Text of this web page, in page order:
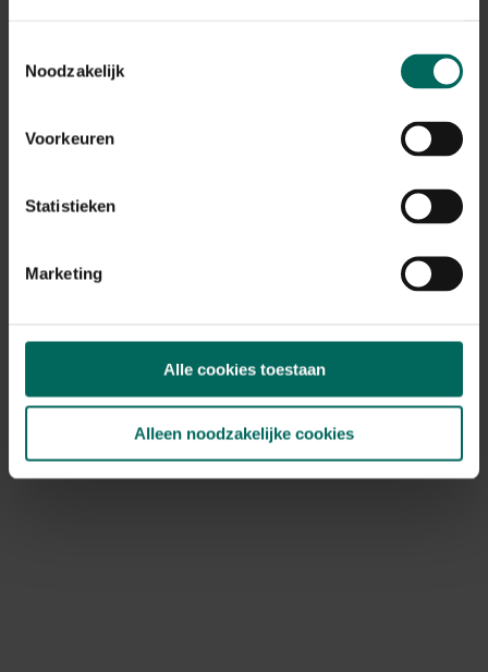
Noodzakelijk
Voorkeuren
Statistieken
Marketing
Alle cookies toestaan
Alleen noodzakelijke cookies
hand en geniet je van de hoogste concentratie aan
aroma's en voedingsstoffen.
Bestel je kruidenplanten bij Tuinadvies
van vitale planten vol smaak. Wij bieden een breed scala
aan bekende en bijzondere kruiden, met zorg gekweekt
direct met het kweken van je eigen culinaire schatten.
Snelle levering en topkwaliteit gegarandeerd.
Ontdek Tuinadvies — jouw partner voor alles wat groeit
en bloeit. Betrouwbaar tuinadvies, kwaliteitsvolle
producten en inspiratie voor elke tuin- en dierliefhebber.